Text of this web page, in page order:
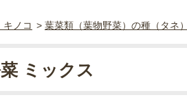
キノコ > 葉菜類（葉物野菜）の種（タネ
ミックス